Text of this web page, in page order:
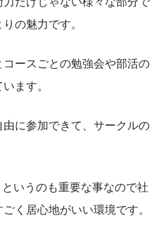
の魅力です。
ースごとの勉強会や部活の
ます。
に参加できて、サークルの
いうのも重要な事なので社
く居心地がいい環境です。